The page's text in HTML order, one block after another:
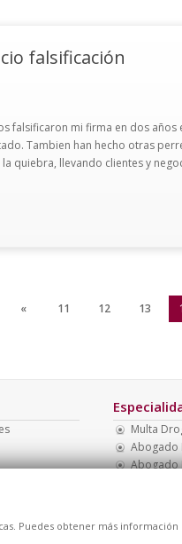
falsificación
falsificaron mi firma en dos años
Tambien han hecho otras
quiebra, llevando clientes y
« 11 12 13
Multa
Abogado
Abogado
Puedes obtener más